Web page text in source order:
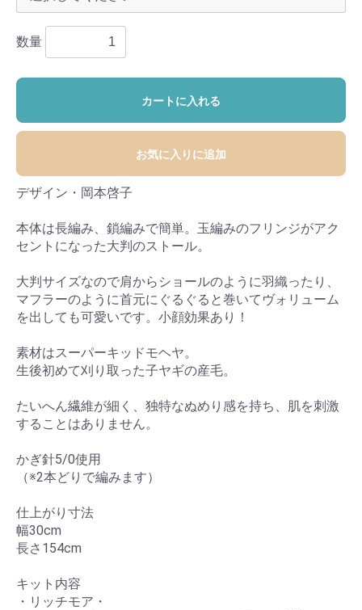
数量
カートに入れる
お気に入りに追加
デザイン・岡本啓子
本体は長編み、鎖編みで簡単。玉編みのフリンジがアク
セントになった大判のストール。
大判サイズなので肩からショールのように羽織ったり、
マフラーのように首元にぐるぐると巻いてヴォリューム
を出しても可愛いです。小顔効果あり！
素材はスーパーキッドモヘヤ。
生後初めて刈り取った子ヤギの産毛。
たいへん繊維が細く、独特なぬめり感を持ち、肌を刺激
することはありません。
かぎ針5/0使用
（※2本どりで編みます）
仕上がり寸法
幅30cm
長さ154cm
キット内容
・リッチモア・